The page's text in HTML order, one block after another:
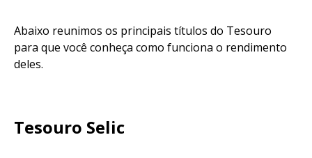
Abaixo reunimos os principais títulos do Tesouro
para que você conheça como funciona o rendimento
deles.
Tesouro Selic